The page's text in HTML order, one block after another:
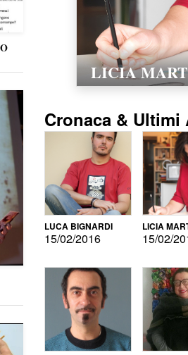
LORELLA
Cronaca &
LUCA BIGNARDI
15/02/2016
LICIA
15/02/